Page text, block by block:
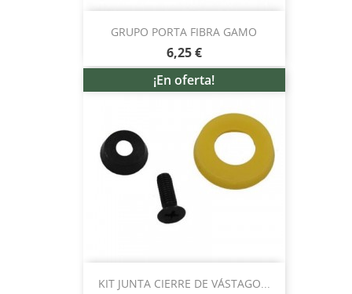
GRUPO PORTA FIBRA GAMO
6,25 €
KIT JUNTA CIERRE DE VÁSTAGO...
¡En oferta!